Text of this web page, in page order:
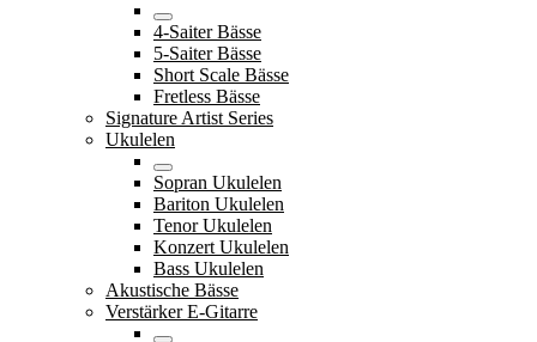
4-Saiter Bässe
5-Saiter Bässe
Short Scale Bässe
Fretless Bässe
Signature Artist Series
Ukulelen
Sopran Ukulelen
Bariton Ukulelen
Tenor Ukulelen
Konzert Ukulelen
Bass Ukulelen
Akustische Bässe
Verstärker E-Gitarre